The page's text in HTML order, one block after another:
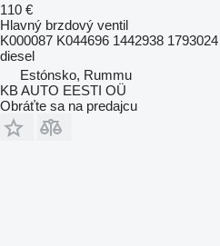
110 €
Hlavný brzdový ventil
K000087 K044696 1442938
diesel
Estónsko, Rummu
KB AUTO EESTI OÜ
Obráťte sa na predajcu